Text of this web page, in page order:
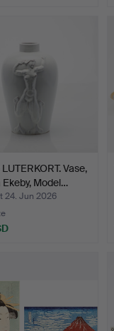
Vase,
Ekeby, Model…
24. Jun 2026